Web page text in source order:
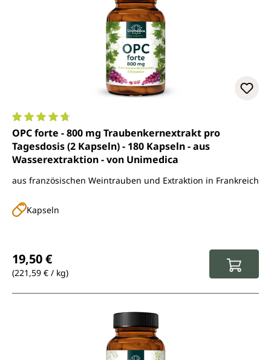
Durchschnittliche Bewertung von 4.8 von 5 Sternen
OPC forte - 800 mg Traubenkernextrakt pro
Tagesdosis (2 Kapseln) - 180 Kapseln - aus
Wasserextraktion - von Unimedica
aus französischen Weintrauben und Extraktion in Frankreich
Kapseln
19,50 €
(221,59 € / kg)